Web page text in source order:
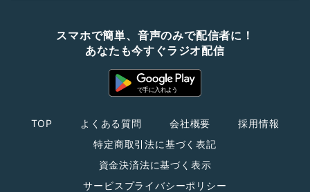
スマホで簡単、音声のみで配信者に！
あなたも今すぐラジオ配信
TOP よくある質問 会社概要
採用情報
特定商取引法に基づく表記
資金決済法に基づく表示
サービスプライバシーポリシー